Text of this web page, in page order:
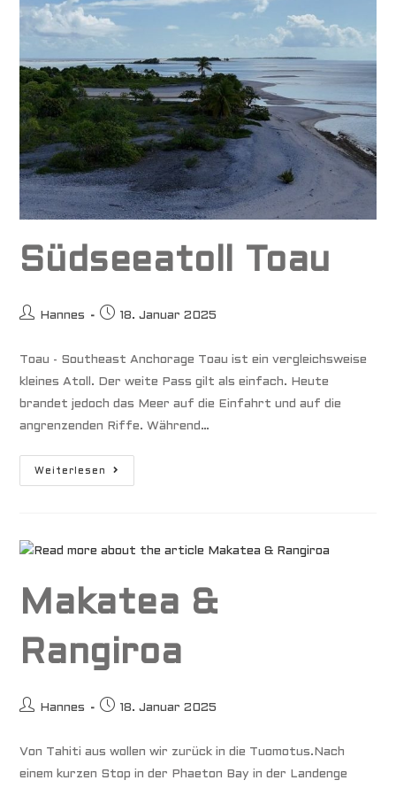
Südseeatoll Toau
Beitrags-
Hannes
Beitrag
18. Januar 2025
Toau - Southeast Anchorage Toau ist ein vergleichsweise
kleines Atoll. Der weite Pass gilt als einfach. Heute
brandet jedoch das Meer auf die Einfahrt und auf die
angrenzenden Riffe. Während…
Weiterlesen
Südseeatoll
Makatea &
Rangiroa
Beitrags-
Hannes
Beitrag
18. Januar 2025
Von Tahiti aus wollen wir zurück in die Tuomotus.Nach
einem kurzen Stop in der Phaeton Bay in der Landenge